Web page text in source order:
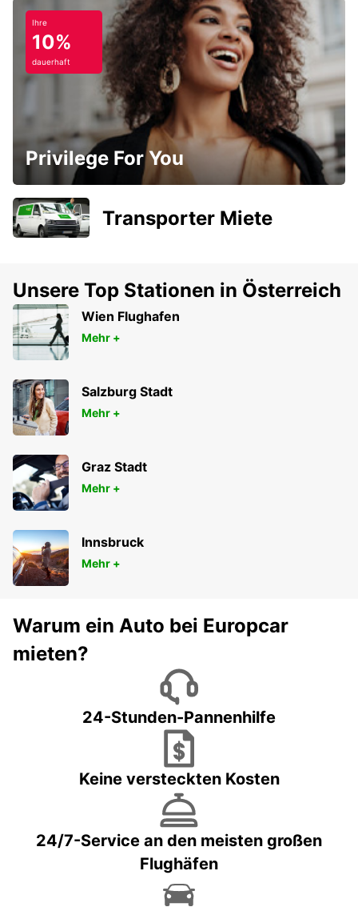
Ihre
10%
dauerhaft
Privilege For You
Transporter Miete
Unsere Top Stationen in Österreich
Wien Flughafen
Mehr +
Salzburg Stadt
Mehr +
Graz Stadt
Mehr +
Innsbruck
Mehr +
Warum ein Auto bei Europcar
mieten?
24-Stunden-Pannenhilfe
Keine versteckten Kosten
24/7-Service an den meisten großen
Flughäfen